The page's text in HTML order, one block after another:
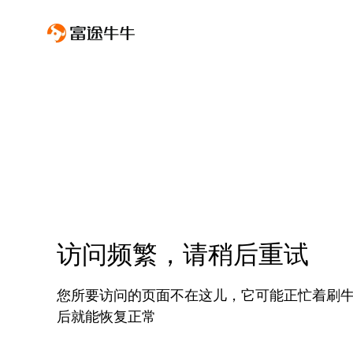
访问频繁，请稍后重试
您所要访问的页面不在这儿，它可能正忙着刷
后就能恢复正常